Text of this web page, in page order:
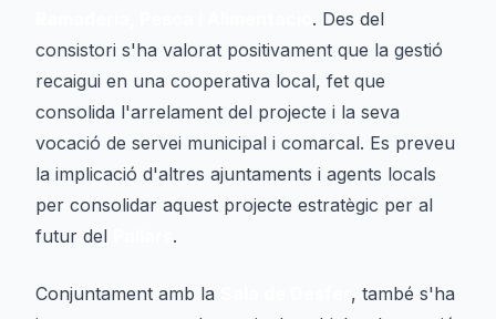
. Des del
consistori s'ha valorat positivament que la gestió
recaigui en una cooperativa local, fet que
consolida l'arrelament del projecte i la seva
vocació de servei municipal i comarcal. Es preveu
la implicació d'altres ajuntaments i agents locals
per consolidar aquest projecte estratègic per al
futur del
.
Conjuntament amb la
, també s'ha